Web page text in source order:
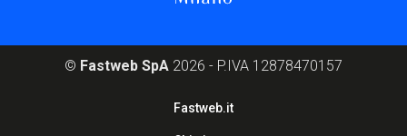
© Fastweb SpA 2026 - P.IVA 12878470157
Fastweb.it